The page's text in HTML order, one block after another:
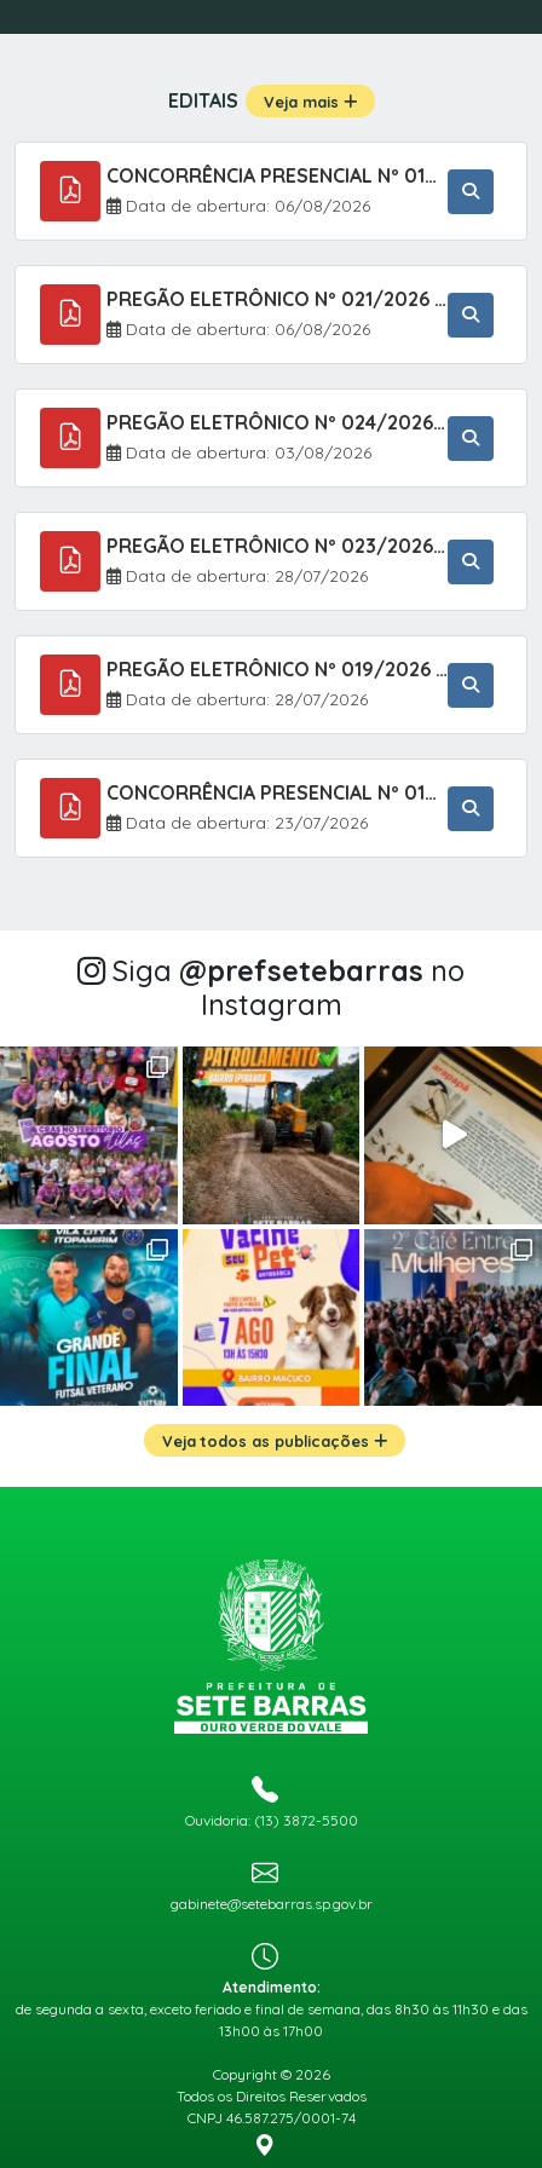
EDITAIS Veja mais
CONCORRÊNCIA PRESENCIAL Nº 019/2025 - PAVIMENTAÇÃO ASFÁLTICA EM TRECHO DA RUA 2 NO BAIRRO VILA SOARES NO MUNICÍPIO DE SETE BARRAS/SP.
Data de abertura: 06/08/2026
PREGÃO ELETRÔNICO Nº 021/2026 - AQUISIÇÃO DE CONTENTORES E CARRINHOS, DESTINADOS A COLETIVA E MANEJO DE RESÍDUOS SÓLIDOS, ATRAVÉS DO SISTEMA DE REGISTRO DE PREÇOS (SRP)
Data de abertura: 06/08/2026
PREGÃO ELETRÔNICO Nº 024/2026 - AQUISIÇÃO DE GÁS MEDICINAL TIPO OXIGÊNIO (1,00 M3, 3,00 M3 E 10,00 M3), EM ATENDIMENTO À SECRETARIA MUNICIPAL DE SAÚDE, ATRAVÉS DO SISTEMA DE REGISTRO DE PREÇOS (SRP)
Data de abertura: 03/08/2026
PREGÃO ELETRÔNICO Nº 023/2026 - AQUISIÇÃO DE ENXOVAL INFANTIL, EM ATENDIMENTO À SECRETARIA MUNICIPAL DE EDUCAÇÃO, ATRAVÉS DO SISTEMA DE REGISTRO DE PREÇOS (SRP).
Data de abertura: 28/07/2026
PREGÃO ELETRÔNICO Nº 019/2026 - CONTRATAÇÃO DE EMPRESA ESPECIALIZADA PARA A PRESTAÇÃO DE SERVIÇOS VETERINÁRIOS CLÍNICOS E CIRÚRGICOS, COM FOCO EM AÇÕES DE SAÚDE PÚBLICA, BEM-ESTAR ANIMAL E CONTROLE POPULACIONAL ÉTICO DE CÃES E GATOS, EM ATENDIMENTO À
Data de abertura: 28/07/2026
CONCORRÊNCIA PRESENCIAL Nº 018/2026 - PAVIMENTAÇÃO ASFÁLTICA NO BAIRRO VOTUPOCA ? ESTRADA DA RAPOSA, NO MUNICÍPIO DE SETE BARRAS/SP
Data de abertura: 23/07/2026
Siga @‌prefsetebarras no
Instagram
Veja todos as publicações
Ouvidoria: (13) 3872-5500
gabinete@setebarras.sp.gov.br
Atendimento:
de segunda a sexta, exceto feriado e final de semana, das 8h30 às 11h30 e das
13h00 às 17h00
Copyright © 2026
Todos os Direitos Reservados
CNPJ 46.587.275/0001-74